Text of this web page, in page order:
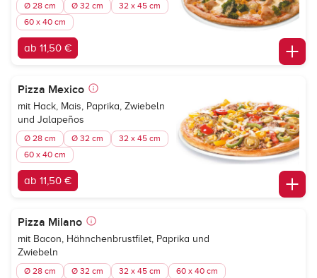
Ø 28 cm Ø 32 cm
32 x 45 cm
60 x 40 cm
ab 11,50 €
Pizza Mexico
mit Hack, Mais, Paprika, Zwiebeln
und Jalapeños
Ø 28 cm Ø 32 cm
32 x 45 cm
60 x 40 cm
ab 11,50 €
Pizza Milano
mit Bacon, Hähnchenbrustfilet, Paprika und
Zwiebeln
Ø 28 cm Ø 32 cm 32 x 45 cm 60 x 40 cm